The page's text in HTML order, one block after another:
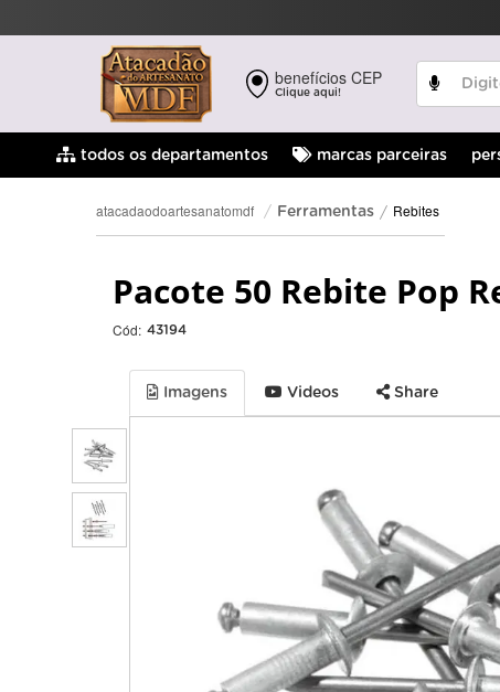
benefícios CEP
Clique aqui!
todos os departamentos marcas parceiras
atacadaodoartesanatomdf Ferramentas Rebites
Pacote 50 Rebite Pop
Cód: 43194
Imagens Videos Share